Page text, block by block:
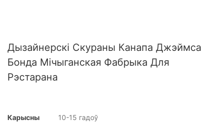
Дызайнерскі Скураны Канапа Джэймса
Бонда Мічыганская Фабрыка Для
Рэстарана
Карысны
10-15 гадоў